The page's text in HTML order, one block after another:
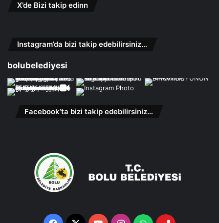
X’de Bizi takip edinn
Instagram’da bizi takip edebilirsiniz…
bolubelediyesi
Facebook’ta bizi takip edebilirsiniz…